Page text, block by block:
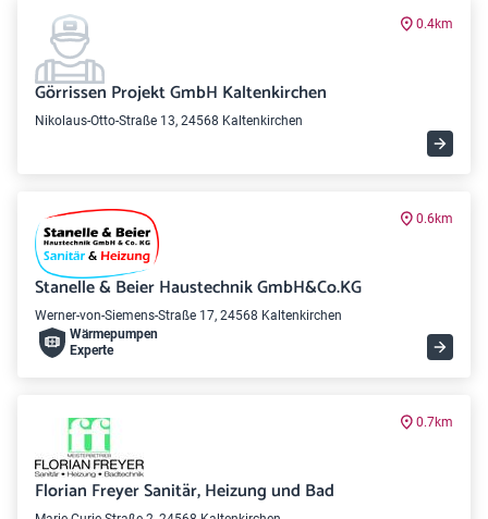
0.4km
Görrissen Projekt GmbH Kaltenkirchen
Nikolaus-Otto-Straße 13, 24568 Kaltenkirchen
0.6km
Stanelle & Beier Haustechnik GmbH&Co.KG
Werner-von-Siemens-Straße 17, 24568 Kaltenkirchen
Wärme­pumpen
Experte
0.7km
Florian Freyer Sanitär, Heizung und Bad